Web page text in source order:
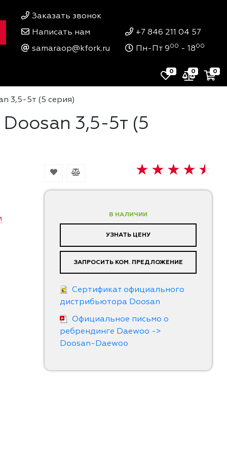
Заказать звонок
Написать нам
samaraop@kfork.ru
+7 846 211 04 57
Пн-Пт 900 - 1800
0 0 0
3,5-5т (5 серия)
3,5-5т (5
В НАЛИЧИИ
УЗНАТЬ ЦЕНУ
ЗАПРОСИТЬ КОМ. ПРЕДЛОЖЕНИЕ
Сертификат официального
дистрибьютора Doosan
Официальное письмо о
ребрендинге Daewoo ->
Doosan-Daewoo